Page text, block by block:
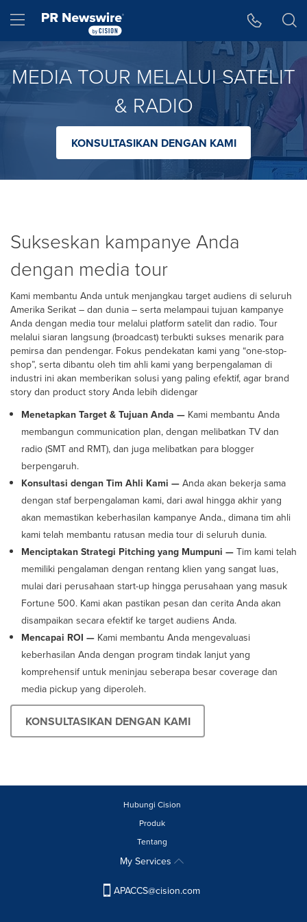
Hamburger menu
MEDIA TOUR MELALUI SATELIT
& RADIO
KONSULTASIKAN DENGAN KAMI
Sukseskan kampanye Anda
dengan media tour
Kami membantu Anda untuk menjangkau target audiens di seluruh
Amerika Serikat – dan dunia – serta melampaui tujuan kampanye
Anda dengan media tour melalui platform satelit dan radio. Tour
melalui siaran langsung (broadcast) terbukti sukses menarik para
pemirsa dan pendengar. Fokus pendekatan kami yang “one-stop-
shop”, serta dibantu oleh tim ahli kami yang berpengalaman di
industri ini akan memberikan solusi yang paling efektif, agar brand
story dan product story Anda lebih didengar
Menetapkan Target & Tujuan Anda — Kami membantu Anda
membangun communication plan, dengan melibatkan TV dan
radio (SMT and RMT), dan juga melibatkan para blogger
berpengaruh.
Konsultasi dengan Tim Ahli Kami —Anda akan bekerja sama
dengan staf berpengalaman kami, dari awal hingga akhir yang
akan memastikan keberhasilan kampanye Anda., dimana tim ahli
kami telah membantu ratusan media tour di seluruh dunia.
Menciptakan Strategi Pitching yang Mumpuni —Tim kami telah
memiliki pengalaman dengan rentang klien yang sangat luas,
mulai dari perusahaan start-up hingga perusahaan yang masuk
Fortune 500. Kami akan pastikan pesan dan cerita Anda akan
disampaikan secara efektif ke target audiens Anda.
Mencapai ROI — Kami membantu Anda mengevaluasi
keberhasilan Anda dengan program tindak lanjut yang
komprehensif untuk meninjau seberapa besar coverage dan
media pickup yang diperoleh.
KONSULTASIKAN DENGAN KAMI
Hubungi Cision
Produk
Tentang
My Services
APACCS@cision.com